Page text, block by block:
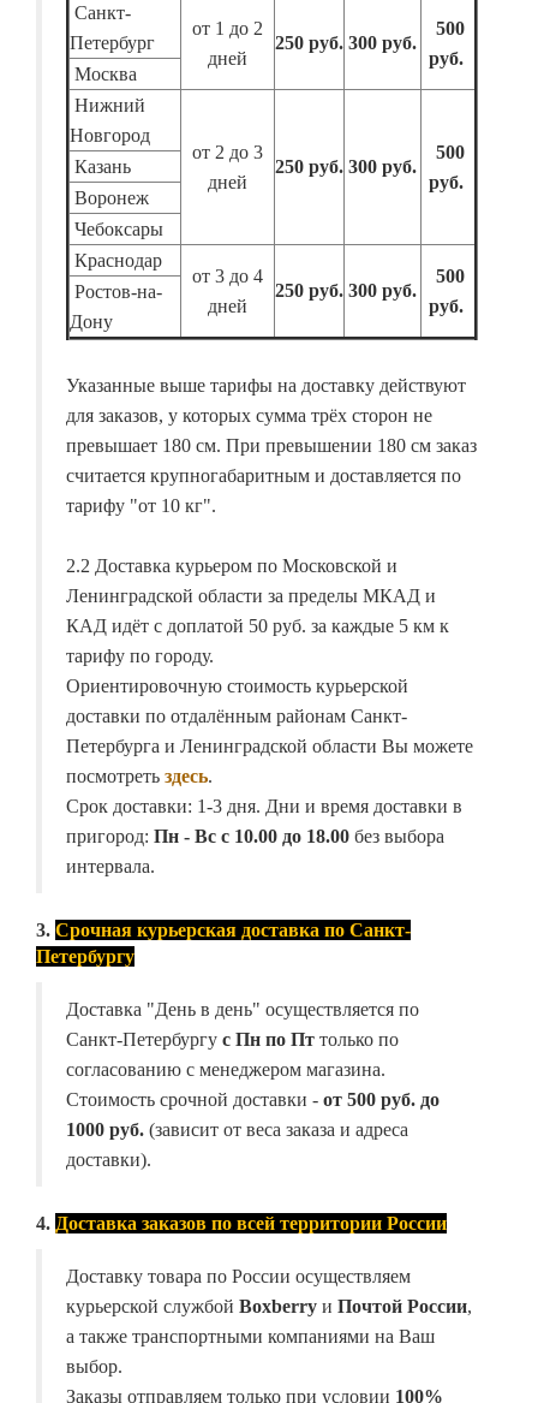
Санкт-
Петербург
от 1 до 2
дней
250 руб. 300 руб.
500
руб.
Москва
Нижний
Новгород
от 2 до 3
дней
250 руб. 300 руб.
500
руб.
Казань
Воронеж
Чебоксары
Краснодар
от 3 до 4
дней
250 руб. 300 руб.
500
руб.
Ростов-на-
Дону
Указанные выше тарифы на доставку действуют
для заказов, у которых сумма трёх сторон не
превышает 180 см. При превышении 180 см заказ
считается крупногабаритным и доставляется по
тарифу "от 10 кг".
2.2 Доставка курьером по Московской и
Ленинградской области за пределы МКАД и
КАД идёт с доплатой 50 руб. за каждые 5 км к
тарифу по городу.
Ориентировочную стоимость курьерской
доставки по отдалённым районам Санкт-
Петербурга и Ленинградской области Вы можете
посмотреть здесь.
Срок доставки: 1-3 дня. Дни и время доставки в
пригород: Пн - Вс с 10.00 до 18.00 без выбора
интервала.
3. Срочная курьерская доставка по Санкт-
Петербургу
Доставка "День в день" осуществляется по
Санкт-Петербургу с Пн по Пт только по
согласованию с менеджером магазина.
Стоимость срочной доставки - от 500 руб. до
1000 руб. (зависит от веса заказа и адреса
доставки).
4. Доставка заказов по всей территории России
Доставку товара по России осуществляем
курьерской службой Boxberry и Почтой России,
а также транспортными компаниями на Ваш
выбор.
Заказы отправляем только при условии 100%